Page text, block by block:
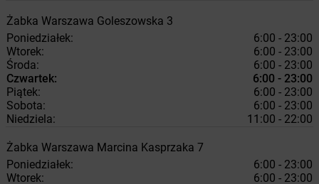
Żabka Warszawa Goleszowska 3
Poniedziałek:
6:00 - 23:00
Wtorek:
6:00 - 23:00
Środa:
6:00 - 23:00
Czwartek:
6:00 - 23:00
Piątek:
6:00 - 23:00
Sobota:
6:00 - 23:00
Niedziela:
11:00 - 22:00
Żabka Warszawa Marcina Kasprzaka 7
Poniedziałek:
6:00 - 23:00
Wtorek:
6:00 - 23:00